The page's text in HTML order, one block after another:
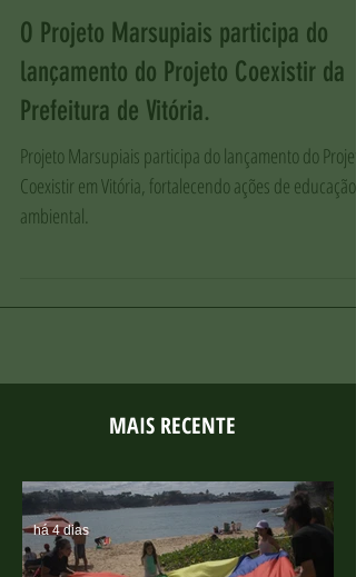
Marcella Rosa
26 de mai.
O Projeto Marsupiais participa do
Prefeitura de Vitória.
Projeto Marsupiais participa do lançamento do Projeto
MAIS RECENTE